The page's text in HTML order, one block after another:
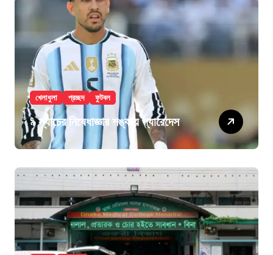
খেলাধুলা প্রচ্ছদ ফুটবল
৯ ম্যাচের নিষেধাজ্ঞার শঙ্কায় প্যারেদেস